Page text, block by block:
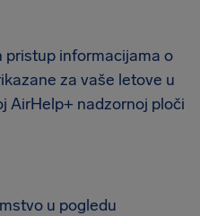
pristup informacijama o
za vaše letove u
AirHelp+ nadzornoj ploči
u pogledu